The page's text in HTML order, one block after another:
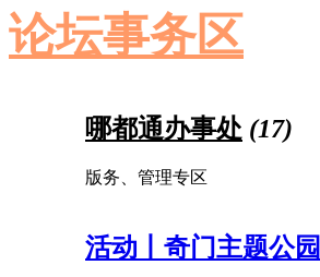
论坛事务区
哪都通办事处 (17)
版务、管理专区
活动丨奇门主题公园